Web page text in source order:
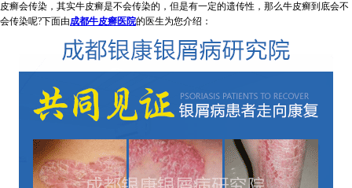
皮癣会传染，其实牛皮癣是不会传染的，但是有一定的遗传性，那么牛皮癣到底会不
会传染呢?下面由成都牛皮癣医院的医生为您介绍：